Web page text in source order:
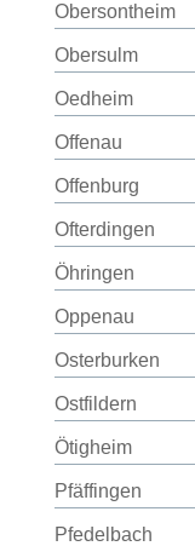
Obersontheim
Obersulm
Oedheim
Offenau
Offenburg
Ofterdingen
Öhringen
Oppenau
Osterburken
Ostfildern
Ötigheim
Pfäffingen
Pfedelbach